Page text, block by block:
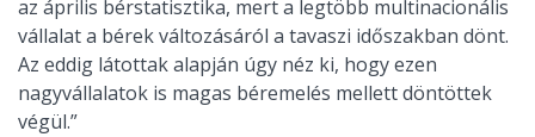
az április bérstatisztika, mert a legtöbb multinacionális
vállalat a bérek változásáról a tavaszi időszakban dönt.
Az eddig látottak alapján úgy néz ki, hogy ezen
nagyvállalatok is magas béremelés mellett döntöttek
végül.”